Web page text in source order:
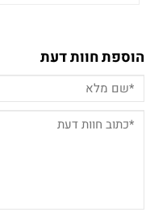
הוספת חוות דעת